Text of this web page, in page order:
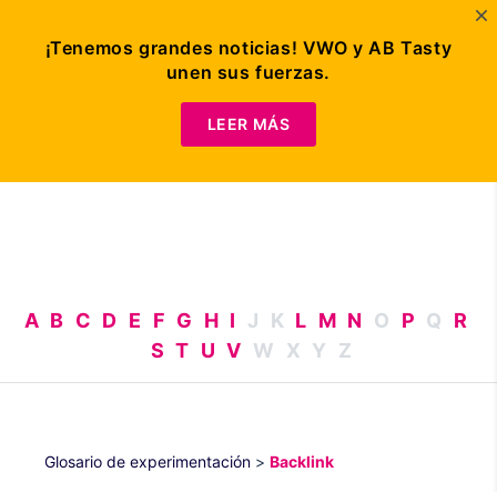
A B C D E F G H I J K L M N O P Q
R
S T U V W X Y Z
Glosario de experimentación > Backlink
¡Tenemos grandes noticias! VWO y AB Tasty
unen sus fuerzas.
LEER MÁS